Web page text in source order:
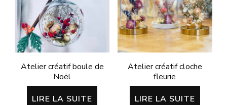
Atelier créatif boule de
Noël
LIRE LA SUITE
Atelier créatif cloche
fleurie
LIRE LA SUITE